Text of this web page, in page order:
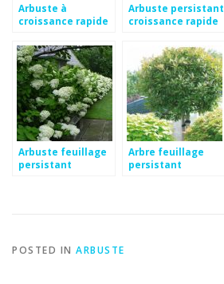
Arbuste à
croissance rapide
persistant
Arbuste persistant
croissance rapide
Arbuste feuillage
persistant
Arbre feuillage
persistant
POSTED IN ARBUSTE